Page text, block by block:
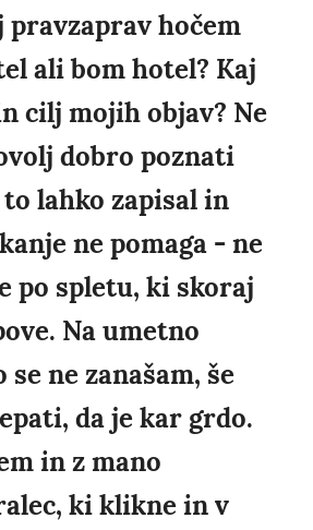
hočem
ali bom hotel? Kaj
cilj mojih objav? Ne
dobro poznati
to lahko zapisal in
ne pomaga - ne
po spletu, ki skoraj
Na umetno
ne zanašam, še
da je kar grdo.
in z mano
ki klikne in v